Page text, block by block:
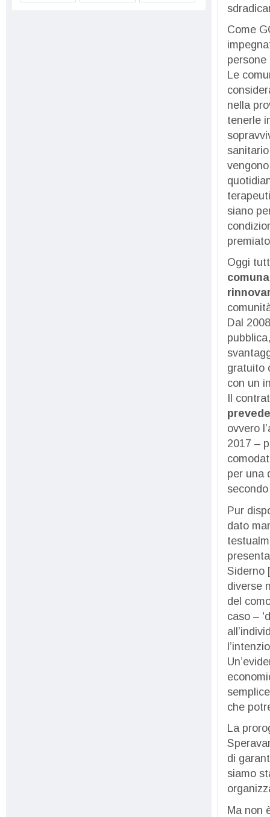
Come
Le
nella
tenerle
siano
Oggi
Dal
gratuito
con un
Il
ovvero
2017 –
per una
Pur
dato
Siderno
diverse
del
caso –
che
La
di
siamo
Ma non